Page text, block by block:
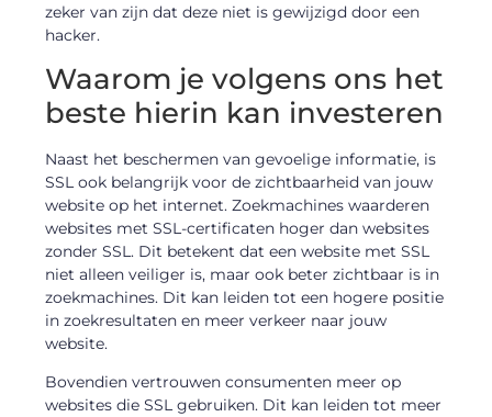
zeker van zijn dat deze niet is gewijzigd door een
hacker.
Waarom je volgens ons het
beste hierin kan investeren
Naast het beschermen van gevoelige informatie, is
SSL ook belangrijk voor de zichtbaarheid van jouw
website op het internet. Zoekmachines waarderen
websites met SSL-certificaten hoger dan websites
zonder SSL. Dit betekent dat een website met SSL
niet alleen veiliger is, maar ook beter zichtbaar is in
zoekmachines. Dit kan leiden tot een hogere positie
in zoekresultaten en meer verkeer naar jouw
website.
Bovendien vertrouwen consumenten meer op
websites die SSL gebruiken. Dit kan leiden tot meer